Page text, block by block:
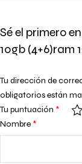
Sé el primero
10gb (4+6)ram
Tu dirección de
obligatorios están
Tu puntuación *
Nombre *